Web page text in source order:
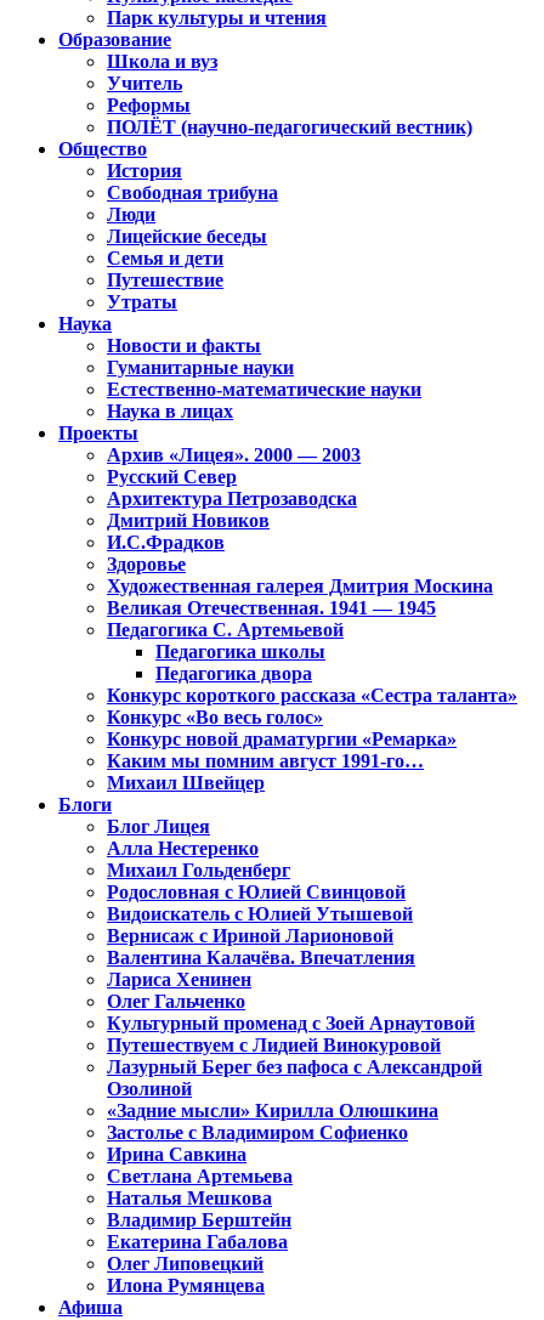
Парк культуры и чтения
Образование
Школа и вуз
Учитель
Реформы
ПОЛЁТ (научно-педагогический вестник)
Общество
История
Свободная трибуна
Люди
Лицейские беседы
Семья и дети
Путешествие
Утраты
Наука
Новости и факты
Гуманитарные науки
Естественно-математические науки
Наука в лицах
Проекты
Архив «Лицея». 2000 — 2003
Русский Север
Архитектура Петрозаводска
Дмитрий Новиков
И.С.Фрадков
Здоровье
Художественная галерея Дмитрия Москина
Великая Отечественная. 1941 — 1945
Педагогика С. Артемьевой
Педагогика школы
Педагогика двора
Конкурс короткого рассказа «Сестра таланта»
Конкурс «Во весь голос»
Конкурс новой драматургии «Ремарка»
Каким мы помним август 1991-го…
Михаил Швейцер
Блоги
Блог Лицея
Алла Нестеренко
Михаил Гольденберг
Родословная с Юлией Свинцовой
Видоискатель с Юлией Утышевой
Вернисаж с Ириной Ларионовой
Валентина Калачёва. Впечатления
Лариса Хенинен
Олег Гальченко
Культурный променад с Зоей Арнаутовой
Путешествуем с Лидией Винокуровой
Лазурный Берег без пафоса с Александрой
Озолиной
«Задние мысли» Кирилла Олюшкина
Застолье с Владимиром Софиенко
Ирина Савкина
Светлана Артемьева
Наталья Мешкова
Владимир Берштейн
Екатерина Габалова
Олег Липовецкий
Илона Румянцева
Афиша